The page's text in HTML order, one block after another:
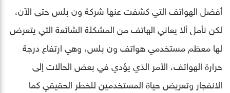
أفضل الهواتف التي كشفت عنها شركة ون بلس حتى الآن،
لكن نأمل ألا يعاني الهاتف من المشكلة الشائعة التي يتعرض
لها معظم مستخدمي هواتف ون بلس، وهي ارتفاع درجة
حرارة الهواتف، الأمر الذي يؤدي في بعض الحالات إلى
الانفجار وتعريض حياة المستخدمين للخطر الحقيقي كما